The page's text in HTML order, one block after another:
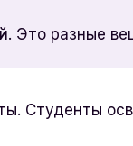
. Это разные
Студенты